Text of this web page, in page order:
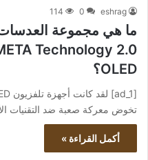
eshrag
0
114
ما هي مجموعة
OLED؟
تخوض معركة صعبة ضد التقنيات
أكمل القراءة »